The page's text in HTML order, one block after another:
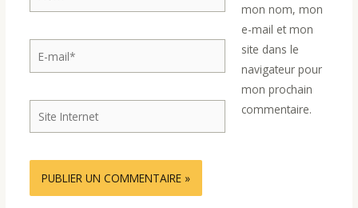
mail*
Internet
mon nom, mon
e-mail et mon
site dans le
navigateur pour
mon prochain
commentaire.